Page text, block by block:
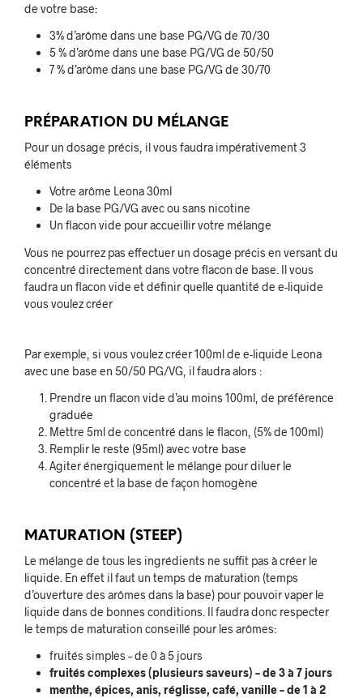
de votre base:
3% d’arôme dans une base PG/VG de 70/30
5 % d’arôme dans une base PG/VG de 50/50
7 % d’arôme dans une base PG/VG de 30/70
PRÉPARATION DU MÉLANGE
Pour un dosage précis, il vous faudra impérativement 3
éléments
Votre arôme Leona 30ml
De la base PG/VG avec ou sans nicotine
Un flacon vide pour accueillir votre mélange
Vous ne pourrez pas effectuer un dosage précis en versant du
concentré directement dans votre flacon de base. Il vous
faudra un flacon vide et définir quelle quantité de e-liquide
vous voulez créer
Par exemple, si vous voulez créer 100ml de e-liquide Leona
avec une base en 50/50 PG/VG, il faudra alors :
Prendre un flacon vide d’au moins 100ml, de préférence
graduée
Mettre 5ml de concentré dans le flacon, (5% de 100ml)
Remplir le reste (95ml) avec votre base
Agiter énergiquement le mélange pour diluer le
concentré et la base de façon homogène
MATURATION (STEEP)
Le mélange de tous les ingrédients ne suffit pas à créer le
liquide. En effet il faut un temps de maturation (temps
d’ouverture des arômes dans la base) pour pouvoir vaper le
liquide dans de bonnes conditions. Il faudra donc respecter
le temps de maturation conseillé pour les arômes:
fruités simples – de 0 à 5 jours
fruités complexes (plusieurs saveurs) – de 3 à 7 jours
menthe, épices, anis, réglisse, café, vanille – de 1 à 2